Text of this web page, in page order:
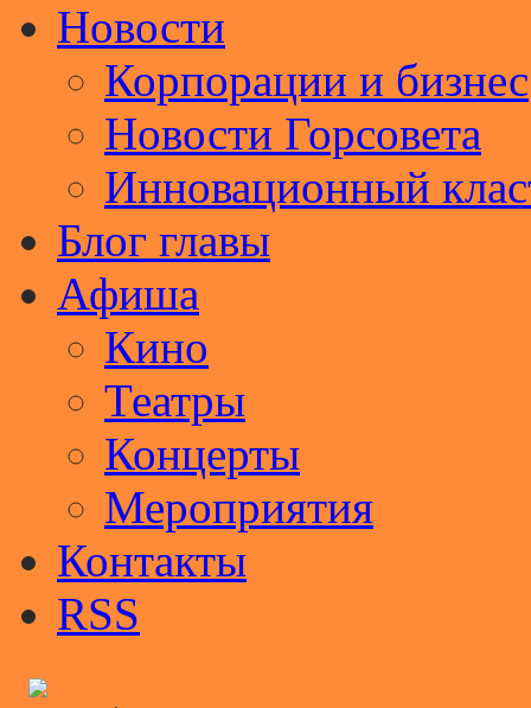
Новости
Корпорации и бизнес
Новости Горсовета
Инновационный
Блог главы
Афиша
Кино
Театры
Концерты
Мероприятия
Контакты
RSS